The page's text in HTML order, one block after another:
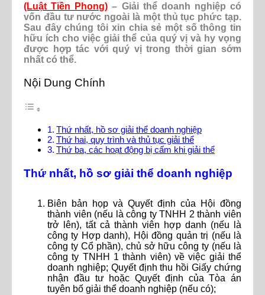
(Luật Tiền Phong) – Giải thể doanh nghiệp có
vốn đầu tư nước ngoài là một thủ tục phức tạp.
Sau đây chúng tôi xin chia sẻ một số thông tin
hữu ích cho việc giải thể của quý vị và hy vọng
được hợp tác với quý vị trong thời gian sớm
nhất có thể.
Nội Dung Chính
Thứ nhất, hồ sơ giải thể doanh nghiệp
Thứ hai, quy trình và thủ tục giải thể
Thứ ba, các hoạt động bị cấm khi giải thể
Thứ nhất, hồ sơ giải thể doanh nghiệp
Biên bản họp và Quyết định của Hội đồng
thành viên (nếu là công ty TNHH 2 thành viên
trở lên), tất cả thành viên hợp danh (nếu là
công ty Hợp danh), Hội đồng quản trị (nếu là
công ty Cổ phần), chủ sở hữu công ty (nếu là
công ty TNHH 1 thành viên) về việc giải thể
doanh nghiệp; Quyết định thu hồi Giấy chứng
nhận đầu tư hoặc Quyết định của Tòa án
tuyên bố giải thể doanh nghiệp (nếu có);